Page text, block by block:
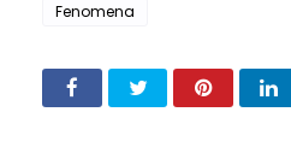
Fenomena